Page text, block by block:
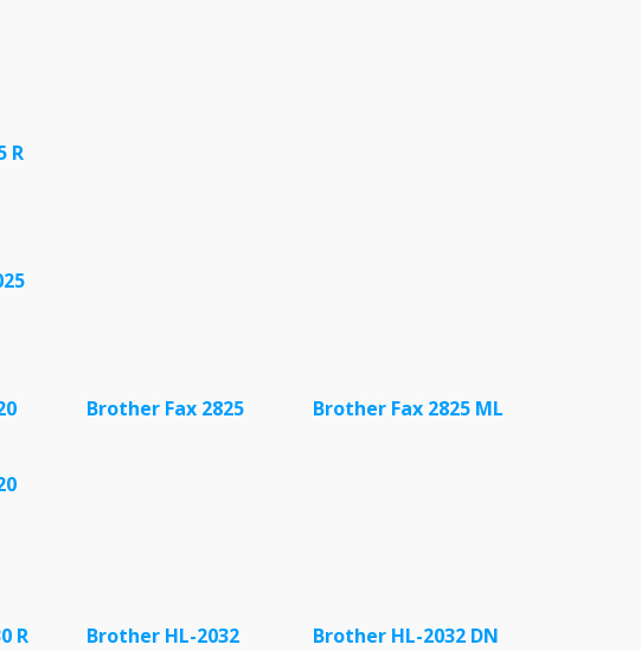
R
Brother Fax 2825 Brother Fax 2825 ML
R Brother HL-2032
Brother HL-2032 DN